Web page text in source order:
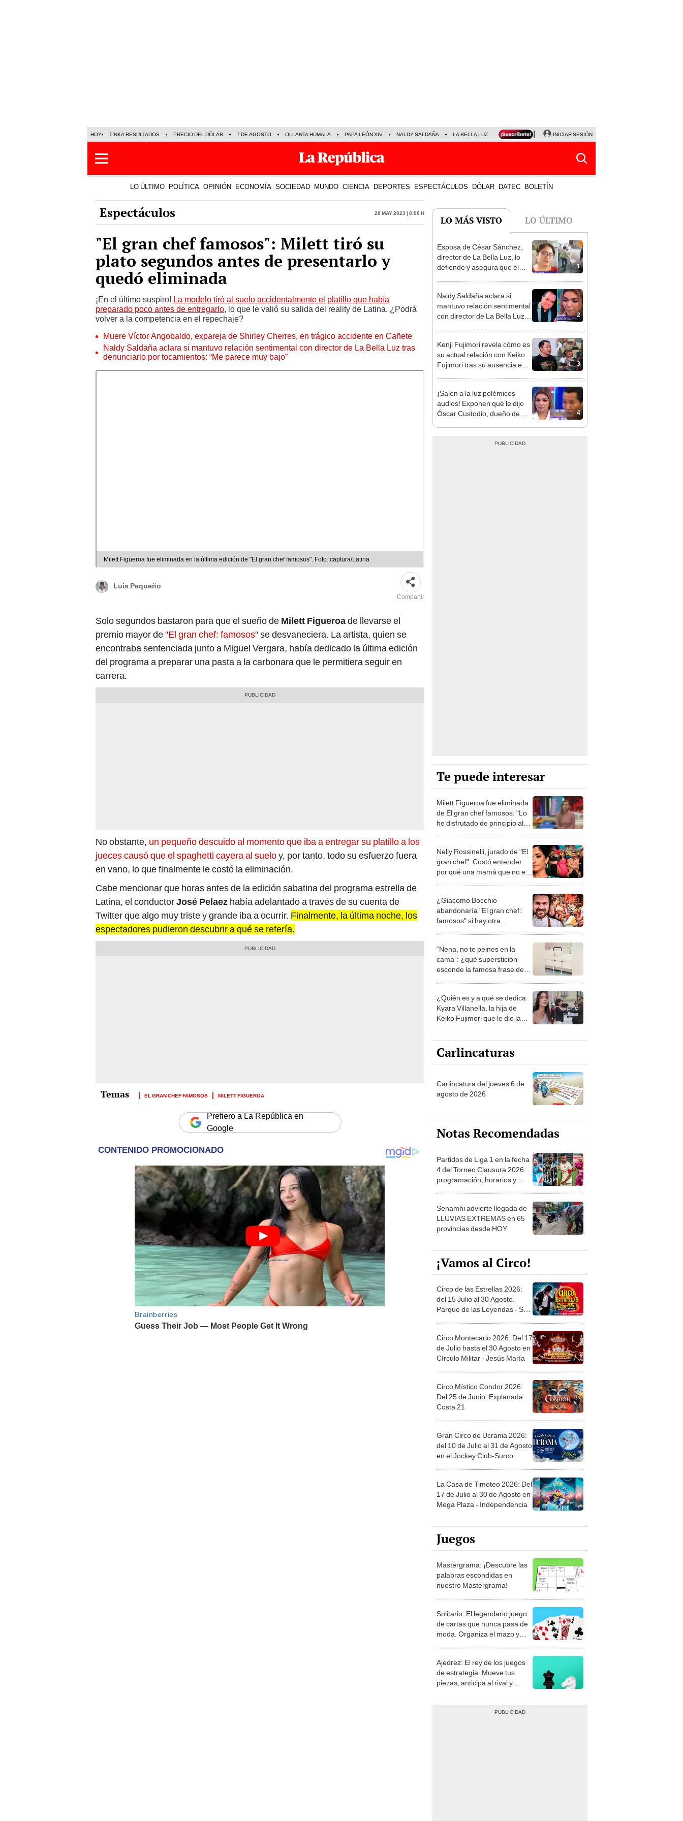
HOY TINKA RESULTADOS PRECIO DEL DÓLAR 7 DE AGOSTO OLLANTA HUMALA PAPA LEÓN XIV NALDY SALDAÑA LA BELLA LUZ MAGALY MEDINA SINUANO RESULTADOS HOY
INICIAR SESIÓN
LO ÚLTIMO POLÍTICA OPINIÓN ECONOMÍA SOCIEDAD MUNDO CIENCIA DEPORTES ESPECTÁCULOS DÓLAR DATEC BOLETÍN
Espectáculos 28 May 2023 | 8:08 h
"El gran chef famosos": Milett tiró su
plato segundos antes de presentarlo y
quedó eliminada
¡En el último suspiro! La modelo tiró al suelo accidentalmente el platillo que había
preparado poco antes de entregarlo, lo que le valió su salida del reality de Latina. ¿Podrá
volver a la competencia en el repechaje?
Muere Víctor Angobaldo, expareja de Shirley Cherres, en trágico accidente en Cañete
Naldy Saldaña aclara si mantuvo relación sentimental con director de La Bella Luz tras
denunciarlo por tocamientos: “Me parece muy bajo”
Milett Figueroa fue eliminada en la última edición de "El gran chef famosos". Foto: captura/Latina
Luis Pequeño
Compartir
Solo segundos bastaron para que el sueño de Milett Figueroade llevarse el
premio mayor de "El gran chef: famosos" se desvaneciera. La artista, quien se
encontraba sentenciada junto a Miguel Vergara, había dedicado la última edición
del programa a preparar una pasta a la carbonara que le permitiera seguir en
carrera.
No obstante, un pequeño descuido al momento que iba a entregar su platillo a los
jueces causó que el spaghetti cayera al sueloy, por tanto, todo su esfuerzo fuera
en vano, lo que finalmente le costó la eliminación.
Cabe mencionar que horas antes de la edición sabatina del programa estrella de
Latina, el conductorJosé Pelaez había adelantado a través de su cuenta de
Twitter que algo muy triste y grande iba a ocurrir. Finalmente, la última noche, los
espectadores pudieron descubrir a qué se refería.
EL GRAN CHEF FAMOSOS MILETT FIGUEROA
Prefiero a La República en
Google
LO MÁS VISTO LO ÚLTIMO
1
Esposa de César Sánchez,
director de La Bella Luz, lo
defiende y asegura que él
dos años"
2
Naldy Saldaña aclara si
mantuvo relación sentimental
con director de La Bella Luz
bajo”
3
Kenji Fujimori revela cómo es
su actual relación con Keiko
Fujimori tras su ausencia en
4
¡Salen a la luz polémicos
audios! Exponen qué le dijo
Óscar Custodio, dueño de La
Te puede interesar
Milett Figueroa fue eliminada
de El gran chef famosos: "Lo
he disfrutado de principio al
Nelly Rossinelli, jurado de "El
gran chef": Costó entender
por qué una mamá que no es
¿Giacomo Bocchio
abandonaría "El gran chef:
famosos" si hay otra
“Nena, no te peines en la
cama”: ¿qué superstición
esconde la famosa frase de
¿Quién es y a qué se dedica
Kyara Villanella, la hija de
Keiko Fujimori que le dio la
Carlincaturas
Carlincatura del jueves 6 de
agosto de 2026
Notas Recomendadas
Partidos de Liga 1 en la fecha
4 del Torneo Clausura 2026:
programación, horarios y
Senamhi advierte llegada de
LLUVIAS EXTREMAS en 65
provincias desde HOY
¡Vamos al Circo!
Circo de las Estrellas 2026:
del 15 Julio al 30 Agosto.
Parque de las Leyendas - San
Circo Montecarlo 2026: Del 17
de Julio hasta el 30 Agosto en
Círculo Militar - Jesús María
Circo Místico Condor 2026:
Del 25 de Junio. Explanada
Costa 21
Gran Circo de Ucrania 2026:
del 10 de Julio al 31 de Agosto
en el Jockey Club-Surco
La Casa de Timoteo 2026: Del
17 de Julio al 30 de Agosto en
Mega Plaza - Independencia
Juegos
Mastergrama: ¡Descubre las
palabras escondidas en
nuestro Mastergrama!
Solitario: El legendario juego
de cartas que nunca pasa de
moda. Organiza el mazo y
Ajedrez: El rey de los juegos
de estrategia. Mueve tus
piezas, anticipa al rival y